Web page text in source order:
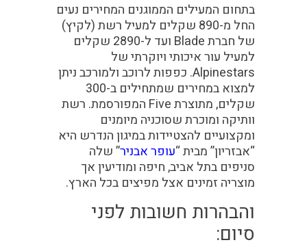
בתחום המעילים הממוגנים המחירים נעים
החל מ-890 שקלים למעיל רשת (לקיץ)
של חברת Blade ועד ל-2890 שקלים
למעיל עור איכותי ויוקרתי של
Alpinestars. כפפות לרוכב ולמורכב ניתן
למצוא במחירים שמתחילים ב-300
שקלים, מתוצרת Five המפורסמת. רשת
וותיקה ומוכרת שסוכניה מיומנים
ומקצועיים להצטיידות במיגון הנדרש היא
“אבזריון” מבית “עופר אבניר” שלה
סניפים בתל אביב, חיפה ומודיעין אך
מוצריה זמינים אצל מפיצים בכל הארץ.
והבהרות חשובות לפני
סיום: